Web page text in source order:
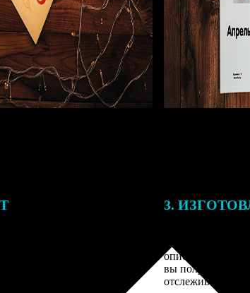
3.
описанием
вы получите
отслеживания.